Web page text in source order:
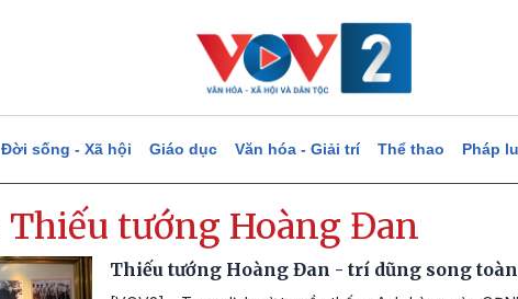
Đời sống - Xã hội Giáo dục Văn hóa - Giải trí Thể thao Pháp
Thiếu tướng Hoàng Đan
Thiếu tướng Hoàng Đan - trí dũng song toàn